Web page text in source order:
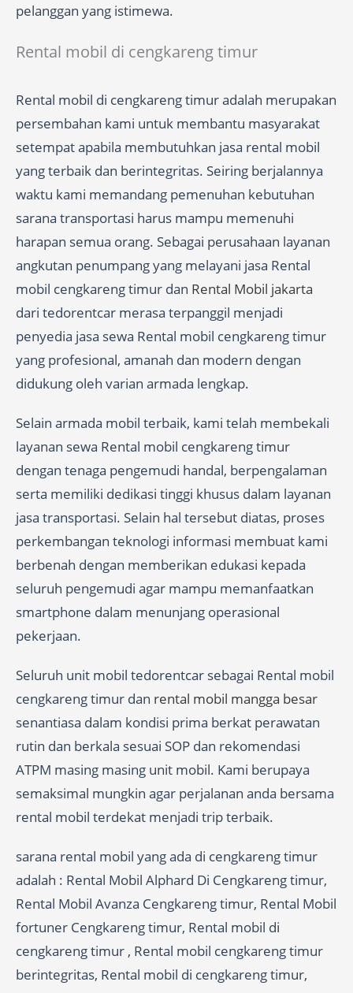
pelanggan yang istimewa.
Rental mobil di cengkareng timur
Rental mobil di cengkareng timur adalah merupakan
persembahan kami untuk membantu masyarakat
setempat apabila membutuhkan jasa rental mobil
yang terbaik dan berintegritas. Seiring berjalannya
waktu kami memandang pemenuhan kebutuhan
sarana transportasi harus mampu memenuhi
harapan semua orang. Sebagai perusahaan layanan
angkutan penumpang yang melayani jasa Rental
mobil cengkareng timur dan Rental Mobil jakarta
dari tedorentcar merasa terpanggil menjadi
penyedia jasa sewa Rental mobil cengkareng timur
yang profesional, amanah dan modern dengan
didukung oleh varian armada lengkap.
Selain armada mobil terbaik, kami telah membekali
layanan sewa Rental mobil cengkareng timur
dengan tenaga pengemudi handal, berpengalaman
serta memiliki dedikasi tinggi khusus dalam layanan
jasa transportasi. Selain hal tersebut diatas, proses
perkembangan teknologi informasi membuat kami
berbenah dengan memberikan edukasi kepada
seluruh pengemudi agar mampu memanfaatkan
smartphone dalam menunjang operasional
pekerjaan.
Seluruh unit mobil tedorentcar sebagai Rental mobil
cengkareng timur dan rental mobil mangga besar
senantiasa dalam kondisi prima berkat perawatan
rutin dan berkala sesuai SOP dan rekomendasi
ATPM masing masing unit mobil. Kami berupaya
semaksimal mungkin agar perjalanan anda bersama
rental mobil terdekat menjadi trip terbaik.
sarana rental mobil yang ada di cengkareng timur
adalah : Rental Mobil Alphard Di Cengkareng timur,
Rental Mobil Avanza Cengkareng timur, Rental Mobil
fortuner Cengkareng timur, Rental mobil di
cengkareng timur , Rental mobil cengkareng timur
berintegritas, Rental mobil di cengkareng timur,